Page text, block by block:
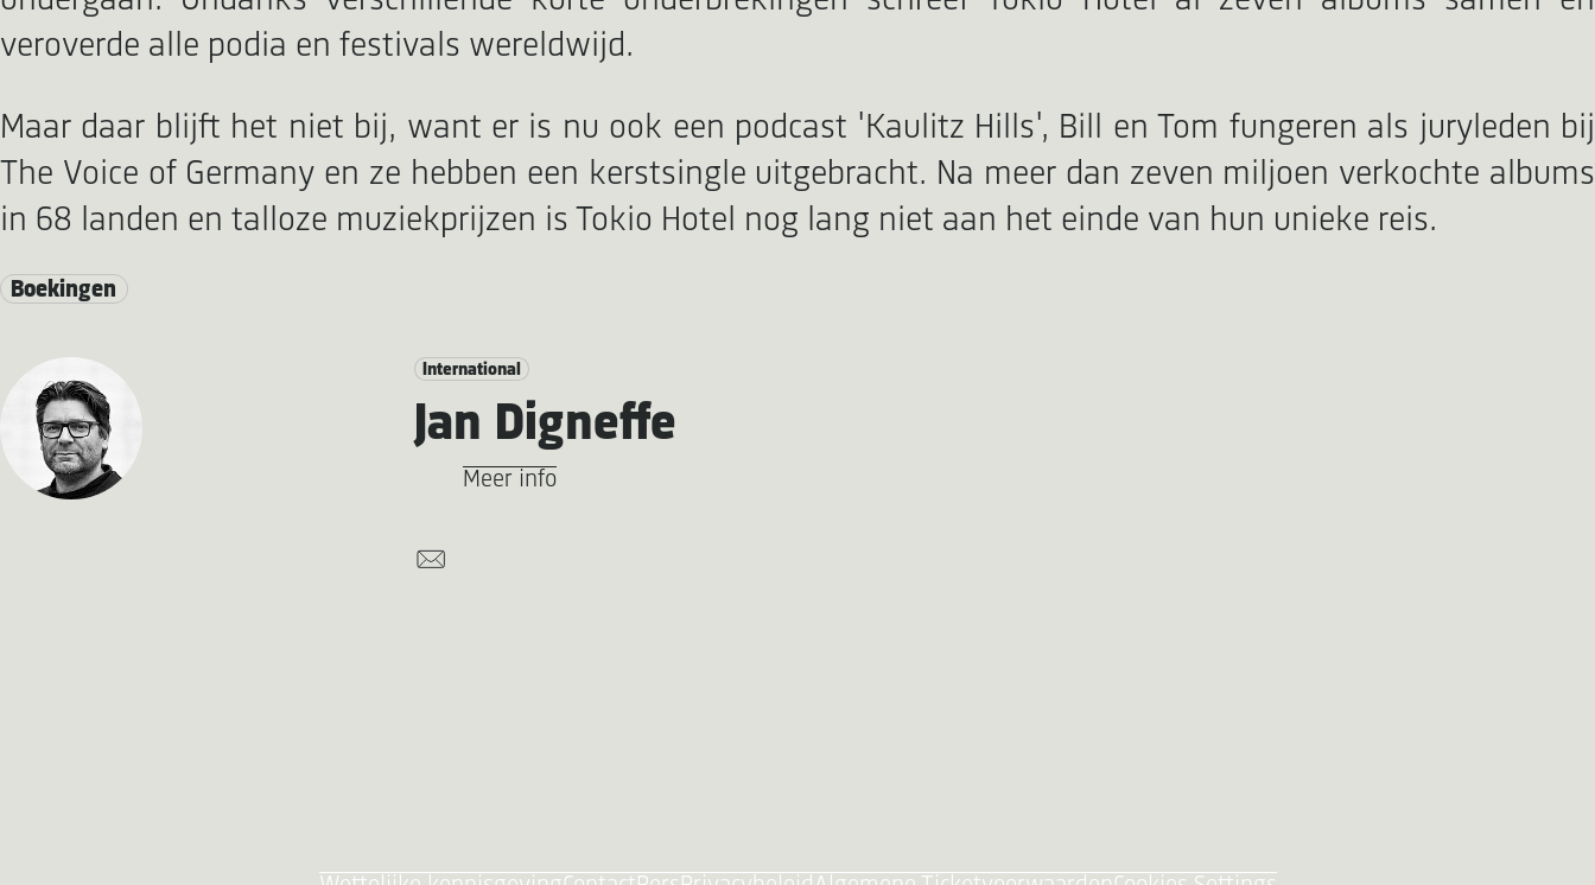
veroverde alle podia en festivals wereldwijd.
Maar daar blijft het niet bij, want er is nu ook een podcast 'Kaulitz Hills', Bill en Tom fungeren als juryleden bij
The Voice of Germany en ze hebben een kerstsingle uitgebracht. Na meer dan zeven miljoen verkochte albums
in 68 landen en talloze muziekprijzen is Tokio Hotel nog lang niet aan het einde van hun unieke reis.
Boekingen
International
Jan Digneffe
Meer info